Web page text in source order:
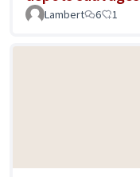
Lambert 6 1